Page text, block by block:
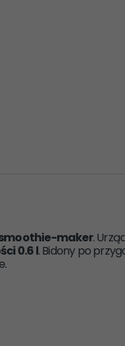
maker.
0.6 l. Bidony po